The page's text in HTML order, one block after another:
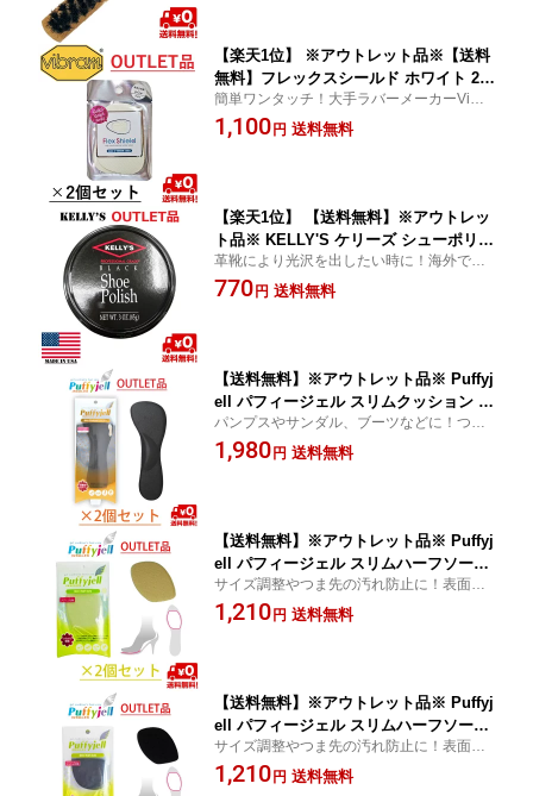
【楽天1位】 ※アウトレット品※【送料
無料】フレックスシールド ホワイト 2個
セット Vibram ビブラム ラバー使用 簡
単装着 滑り止め 摩耗防止 すべり止め
簡単ワンタッチ！大手ラバーメーカーVibra
m社のラバーを使用した靴底用の滑り止め
1,100 円 送料無料
【楽天1位】 【送料無料】※アウトレッ
ト品※ KELLY'S ケリーズ シューポリッ
シュ ブラック 革靴 靴磨き 靴ワックス
高光沢 USA製 シューケア 艶出し
革靴により光沢を出したい時に！海外で評
価の高いケリーズのUSA製ポリッシュ。在
庫品のみサービス特価 革靴用 靴磨き 鏡面
770 円 送料無料
【送料無料】※アウトレット品※ Puffyj
ell パフィージェル スリムクッション ブ
ラック 2個セット 衝撃吸収 土踏まず パ
ンプス 靴 中敷 インソール
パンプスやサンダル、ブーツなどに！つま
先フリーでキツくなりにくい衝撃吸収イン
ソール
1,980 円 送料無料
【送料無料】※アウトレット品※ Puffyj
ell パフィージェル スリムハーフソール
ベージュ 2個セット つま先クッション
滑り止め べとつきにくい ジェル メッシ
サイズ調整やつま先の汚れ防止に！表面さ
らさらで快適なハーフインソール
1,210 円 送料無料
【送料無料】※アウトレット品※ Puffyj
ell パフィージェル スリムハーフソール
ブラック 2個セット つま先クッション
滑り止め べとつきにくい ジェル メッシ
サイズ調整やつま先の汚れ防止に！表面さ
らさらで快適なハーフインソール
1,210 円 送料無料